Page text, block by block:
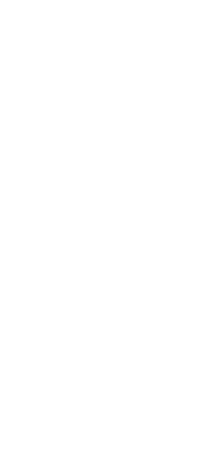
in